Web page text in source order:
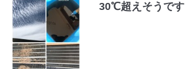
30℃超えそうです